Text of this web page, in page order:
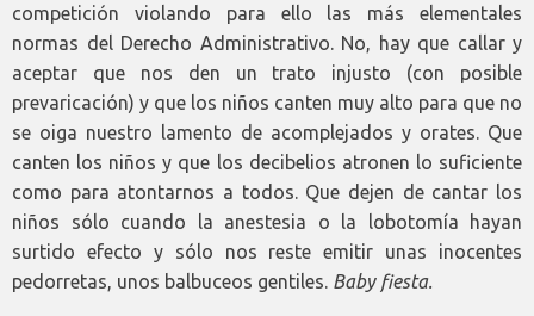
competición violando para ello las más elementales
normas del Derecho Administrativo. No, hay que callar y
aceptar que nos den un trato injusto (con posible
prevaricación) y que los niños canten muy alto para que no
se oiga nuestro lamento de acomplejados y orates. Que
canten los niños y que los decibelios atronen lo suficiente
como para atontarnos a todos. Que dejen de cantar los
niños sólo cuando la anestesia o la lobotomía hayan
surtido efecto y sólo nos reste emitir unas inocentes
pedorretas, unos balbuceos gentiles. Baby fiesta.